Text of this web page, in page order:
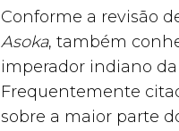
Conforme a revisão
Asoka, também
imperador indiano
Frequentemente
sobre a maior parte